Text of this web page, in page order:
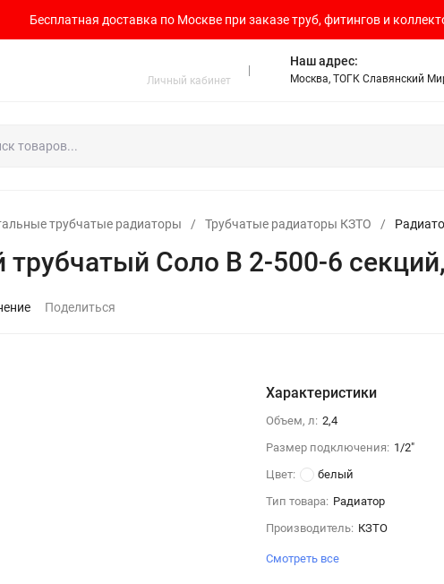
Бесплатная доставка по Москве при заказе труб, фитингов и
Личный кабинет
Наш адрес:
Москва, ТОГК Славянский
трубчатые радиаторы / Трубчатые радиаторы КЗТО /
трубчатый Соло В 2-500-6
Поделиться
Характеристики
Объем, л: 2,4
Размер подключения: 1/2"
Цвет:
белый
Тип товара: Радиатор
Производитель: КЗТО
Смотреть все